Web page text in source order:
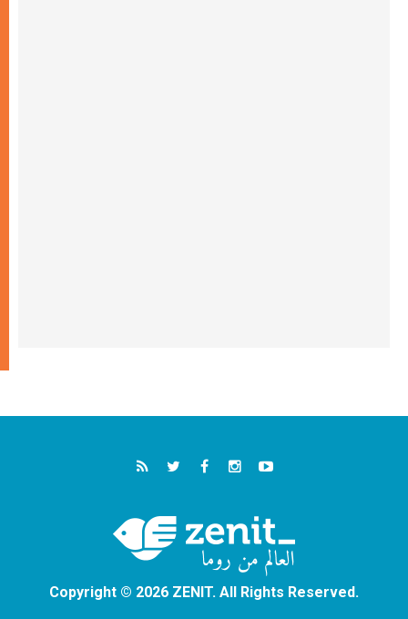
Copyright © 2026 ZENIT. All Rights Reserved.